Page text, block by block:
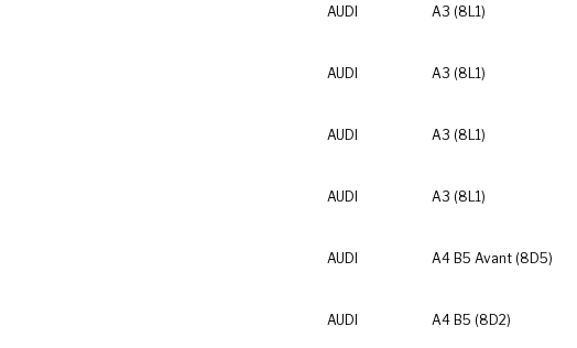
AUDI
A3 (8L1)
AUDI
A3 (8L1)
AUDI
A3 (8L1)
AUDI
A3 (8L1)
AUDI
A4 B5 Avant (8D5)
AUDI
A4 B5 (8D2)